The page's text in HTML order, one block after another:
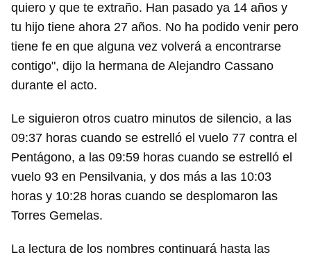
quiero y que te extraño. Han pasado ya 14 años y
tu hijo tiene ahora 27 años. No ha podido venir pero
tiene fe en que alguna vez volverá a encontrarse
contigo", dijo la hermana de Alejandro Cassano
durante el acto.
Le siguieron otros cuatro minutos de silencio, a las
09:37 horas cuando se estrelló el vuelo 77 contra el
Pentágono, a las 09:59 horas cuando se estrelló el
vuelo 93 en Pensilvania, y dos más a las 10:03
horas y 10:28 horas cuando se desplomaron las
Torres Gemelas.
La lectura de los nombres continuará hasta las